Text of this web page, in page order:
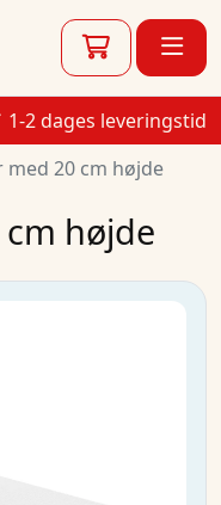
1-2 dages leveringstid
med 20 cm højde
højde